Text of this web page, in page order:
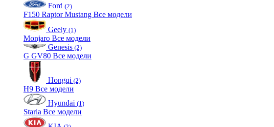
Ford (2)
F150 RaptorMustang Все модели
Geely (1)
Monjaro Все модели
Genesis (2)
G GV80 Все модели
Hongqi (2)
H9 Все модели
Hyundai (1)
Staria Все модели